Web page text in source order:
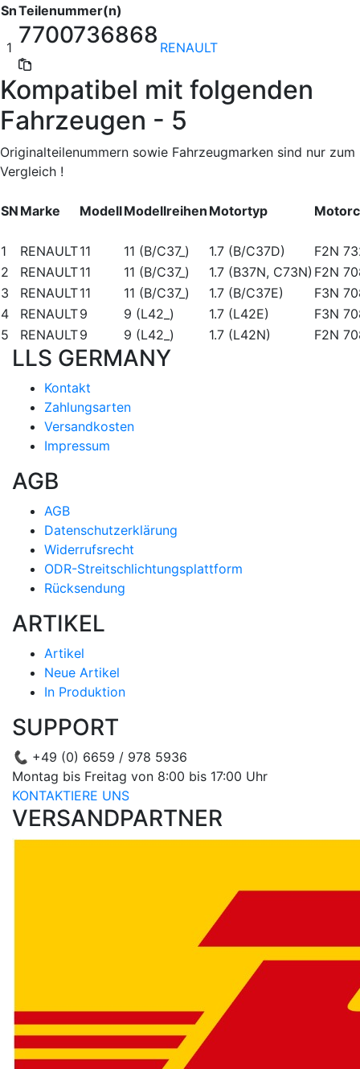
SnTeilenummer(n)
1 7700736868 RENAULT
Kompatibel mit folgenden
Fahrzeugen - 5
Originalteilenummern sowie Fahrzeugmarken sind nur zum
Vergleich !
SN Marke ModellModellreihen Motortyp
1 RENAULT11 11 (B/C37_) 1.7 (B/C37D)
F2N
2
RENAULT11 11 (B/C37_) 1.7 (B37N, C73N) F2N
3
RENAULT11 11 (B/C37_) 1.7 (B/C37E)
F3N
4
RENAULT9 9 (L42_) 1.7 (L42E)
F3N
5
RENAULT9 9 (L42_) 1.7 (L42N) F2N
LLS GERMANY
Kontakt
Zahlungsarten
Versandkosten
Impressum
AGB
AGB
Datenschutzerklärung
Widerrufsrecht
ODR-Streitschlichtungsplattform
Rücksendung
ARTIKEL
Artikel
Neue Artikel
In Produktion
SUPPORT
📞 +49 (0) 6659 / 978 5936
Montag bis Freitag von 8:00 bis 17:00 Uhr
KONTAKTIERE UNS
VERSANDPARTNER